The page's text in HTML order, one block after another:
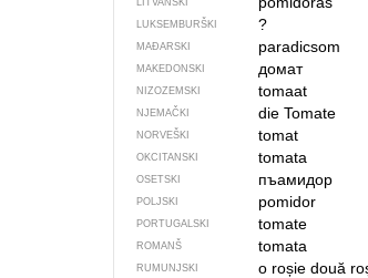
LITVANSKI
LUKSEMBURŠKI ?
MAĐARSKI paradicsom
MAKEDONSKI домат
NIZOZEMSKI tomaat
NJEMAČKI die Tomate
NORVEŠKI tomat
OKCITANSKI tomata
OSETSKI пъамидор
POLJSKI pomidor
PORTUGALSKI tomate
ROMANŠ tomata
RUMUNJSKI o roșie două